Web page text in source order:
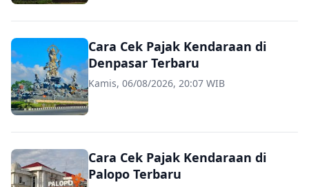
Cara Cek Pajak Kendaraan di
Denpasar Terbaru
Kamis, 06/08/2026, 20:07 WIB
Cara Cek Pajak Kendaraan di
Palopo Terbaru